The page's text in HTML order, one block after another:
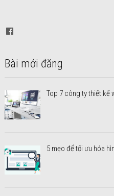
Bài mới đăng
Top 7 công ty thiết kế
5 mẹo để tối ưu hóa